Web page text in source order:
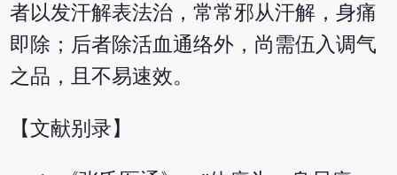
者以发汗解表法治，常常邪从汗解，身痛
即除；后者除活血通络外，尚需伍入调气
之品，且不易速效。
【文献别录】